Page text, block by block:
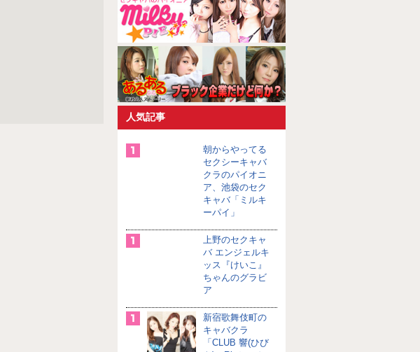
人気記事
朝からやってる
セクシーキャバ
クラのパイオニ
ア、池袋のセク
キャバ「ミルキ
ーパイ」
上野のセクキャ
バ エンジェルキ
ッス『けいこ』
ちゃんのグラビ
ア
新宿歌舞伎町の
キャバクラ
「CLUB 響(ひび